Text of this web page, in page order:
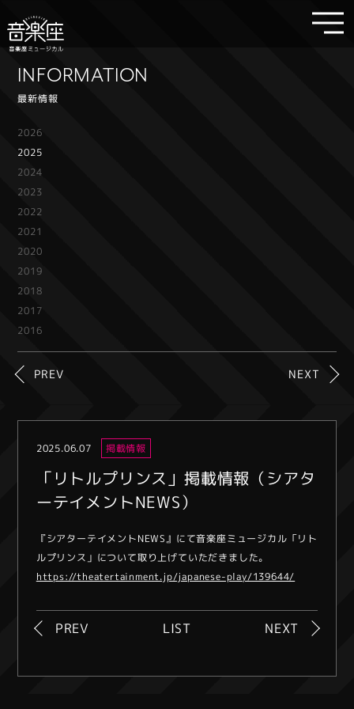
INFORMATION
最新情報
2026
2025
2024
2023
2022
2021
2020
2019
2018
2017
2016
PREV NEXT
2025.06.07 掲載情報
「リトルプリンス」掲載情報（シアタ
ーテイメントNEWS）
『シアターテイメントNEWS』にて音楽座ミュージカル「リト
ルプリンス」について取り上げていただきました。
https://theatertainment.jp/japanese-play/139644/
PREV LIST NEXT